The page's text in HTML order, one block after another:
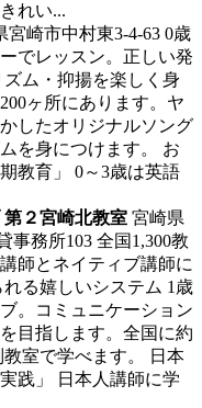
れい...
宮崎市中村東3-4-63 0歳
でレッスン。正しい発
ム・抑揚を楽しく身
ヶ所にあります。ヤ
したオリジナルソング
を身につけます。 お
教育」 0～3歳は英語
２宮崎北教室 宮崎県
事務所103 全国1,300教
師とネイティブ講師に
る嬉しいシステム 1歳
。コミュニケーション
目指します。全国に約
室で学べます。 日本
践」 日本人講師に学